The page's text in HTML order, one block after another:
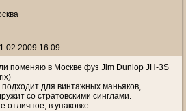
16:09
поменяю в Москве фуз Jim Dunlop JH-3S
для винтажных маньяков,
со стратовскими синглами.
отличное, в упаковке.